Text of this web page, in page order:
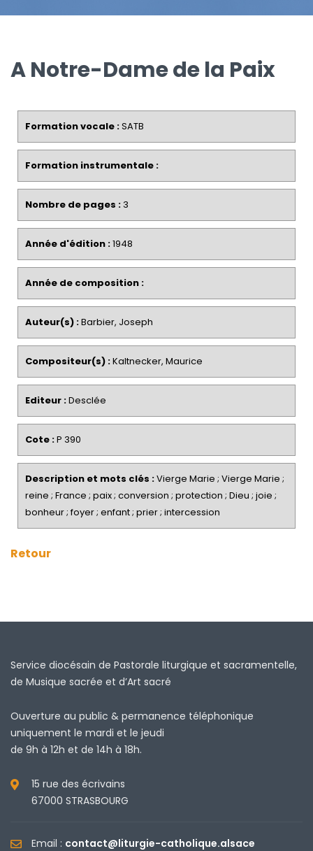
A Notre-Dame de la Paix
Formation vocale :SATB
Formation instrumentale :
Nombre de pages :3
Année d'édition :1948
Année de composition :
Auteur(s) :Barbier, Joseph
Compositeur(s) :Kaltnecker, Maurice
Editeur :Desclée
Cote :P 390
Description et mots clés :Vierge Marie ; Vierge Marie ;
reine ; France ; paix ; conversion ; protection ; Dieu ; joie ;
bonheur ; foyer ; enfant ; prier ; intercession
Retour
Service diocésain de Pastorale liturgique et sacramentelle,
de Musique sacrée et d’Art sacré
Ouverture au public & permanence téléphonique
uniquement le mardi et le jeudi
de 9h à 12h et de 14h à 18h.
15 rue des écrivains
67000 STRASBOURG
Email : contact@liturgie-catholique.alsace